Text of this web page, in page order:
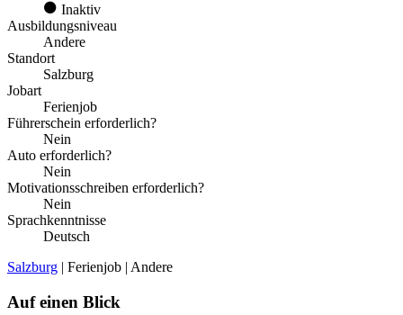
Inaktiv
Ausbildungsniveau
Andere
Standort
Salzburg
Jobart
Ferienjob
Führerschein erforderlich?
Nein
Auto erforderlich?
Nein
Motivationsschreiben erforderlich?
Nein
Sprachkenntnisse
Deutsch
Salzburg | Ferienjob | Andere
Auf einen Blick